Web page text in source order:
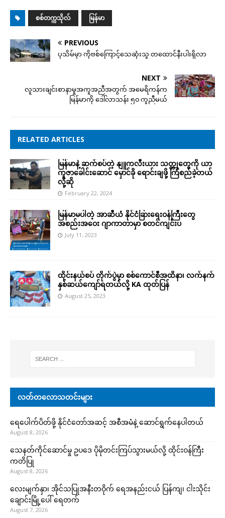
စစ်တက္ကသိုလ် မြန်မာ
PREVIOUS
ပုသိမ်မှာ ကိုဗစ်​ကြောင့်​သေ​ဆုံးသူ တ​ထောင်နီးပါးရှိလာ
NEXT
လူသားချင်းစာနာမှုအကူအညီအတွက် အမေရိကန်က
မြန်မာကို ဒေါ်လာသန်း ၅၀ ကူညီမယ်
RELATED ARTICLES
မြန်မာနဲ့ ဆက်စပ်တဲ့ နျူကလီးယား သတ္တုတွေကို ယာ
ကူဇာခေါင်းဆောင် မှောင်ခို ရောင်းချဖို့ ကြံစည်ခဲ့တယ်
လို့ဆို
February 22, 2024
မြန်မာမပါတဲ့ အာဆီယံ နိုင်ငံခြားရေးဝန်ကြီးတွေ
အစည်းအဝေး ဂျာကာတာမှာ စတင်ကျင်းပ
July 11, 2023
ထိုင်းနယ်စပ် တိုက်ပွဲမှာ စစ်ကောင်စီအထိနာ၊ လက်နက်
နှစ်ဆယ်ကျော်ရတယ်လို့ KA ထုတ်ပြန်
August 25, 2023
လတ်တလောသတင်းများ
ရေပေါက်ပိတ်ဖို့ နိုင်ငံတော်အဆင့် အစီအမံနဲ့ ဆောင်ရွက်နေပါတယ်
August 8, 2026
သေနတ်ကိုင်ဆောင်မှု ဥပဒေ ပိုမိုတင်းကြပ်သွားမယ်လို့ ထိုင်းဝန်ကြီး
ကတိပြု
August 8, 2026
လေးမျက်နှာ၊ အိုင်သပြုအနီးတဝိုက် ရေအနည်းငယ် ပြန်ကျ၊ ငါးသိုင်း
ချောင်းမြို့ပေါ် ရေတက်
August 7, 2026